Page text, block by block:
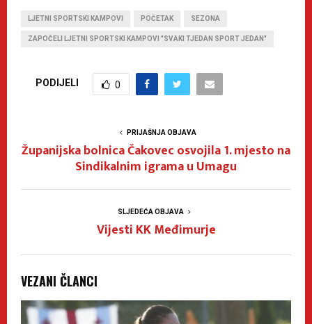
LJETNI SPORTSKI KAMPOVI POČETAK SEZONA
ZAPOČELI LJETNI SPORTSKI KAMPOVI "SVAKI TJEDAN SPORT JEDAN"
PODIJELI 0
PRIJAŠNJA OBJAVA
Županijska bolnica Čakovec osvojila 1. mjesto na
Sindikalnim igrama u Umagu
SLJEDEĆA OBJAVA
Vijesti KK Međimurje
VEZANI ČLANCI